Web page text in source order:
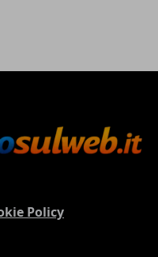
Policy